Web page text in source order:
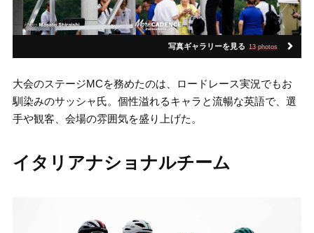
写真ギャラリーを見る 13 photos
大会のステージMCを務めたのは、ロードレース実況でもお
馴染みのサッシャ氏。個性溢れるキャラと流暢な英語で、選
手や観客、会場の雰囲気を盛り上げた。
イタリアナショナルチーム